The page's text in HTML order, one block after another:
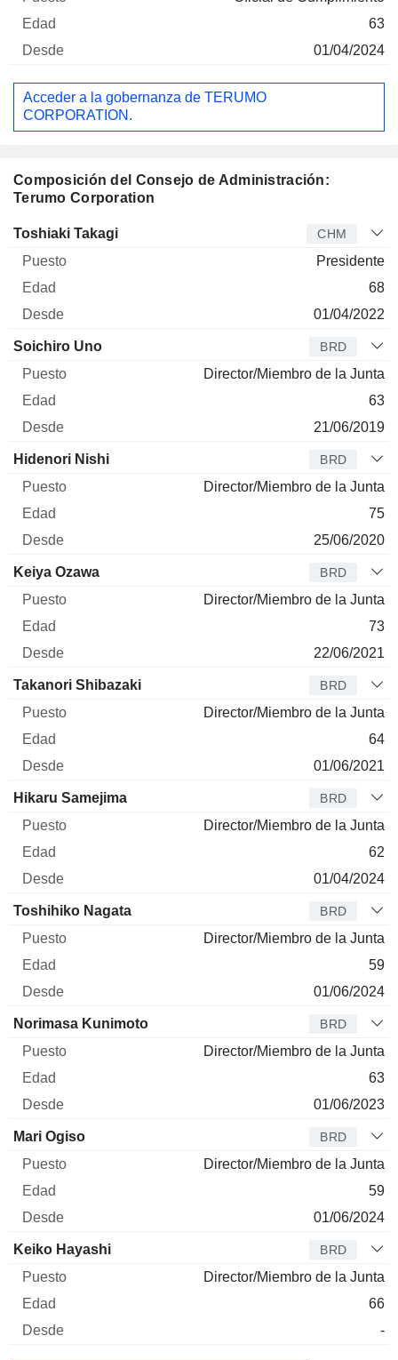
63
01/04/2024
Acceder a la gobernanza de TERUMO
CORPORATION.
Composición del Consejo de Administración:
Terumo Corporation
Administrador Puesto
Toshiaki Takagi CHM
Presidente
68
01/04/2022
Soichiro Uno BRD
Director/Miembro de la Junta
63
21/06/2019
Hidenori Nishi BRD
Director/Miembro de la Junta
75
25/06/2020
Keiya Ozawa BRD
Director/Miembro de la Junta
73
22/06/2021
Takanori Shibazaki BRD
Director/Miembro de la Junta
64
01/06/2021
Hikaru Samejima BRD
Director/Miembro de la Junta
62
01/04/2024
Toshihiko Nagata BRD
Director/Miembro de la Junta
59
01/06/2024
Norimasa Kunimoto BRD
Director/Miembro de la Junta
63
01/06/2023
Mari Ogiso BRD
Director/Miembro de la Junta
59
01/06/2024
Keiko Hayashi BRD
Director/Miembro de la Junta
66
-